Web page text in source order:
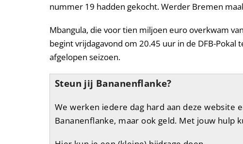
nummer 19 hadden gekocht. Werder Bremen
Mbangula, die voor tien miljoen euro overkwam
begint vrijdagavond om 20.45 uur in de DFB-
afgelopen seizoen.
Steun jij Bananenflanke?
We werken iedere dag hard aan deze website
Bananenflanke, maar ook geld. Met jouw hulp